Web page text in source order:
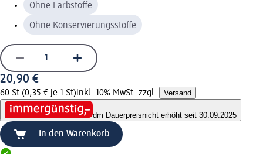
Ohne Farbstoffe
Ohne Konservierungsstoffe
20,90 €
60 St (0,35 € je 1 St)inkl. 10% MwSt. zzgl. Versand
dm Dauerpreisnicht erhöht seit 30.09.2025
In den Warenkorb